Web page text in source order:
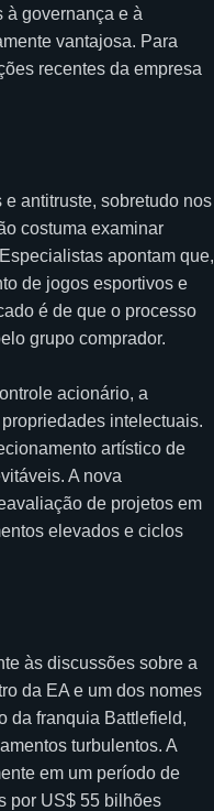
à governança e à
vantajosa. Para
recentes da empresa
antitruste, sobretudo nos
costuma examinar
apontam que,
de jogos esportivos e
é de que o processo
grupo comprador.
acionário, a
intelectuais.
artístico de
A nova
de projetos em
elevados e ciclos
às discussões sobre a
da EA e um dos nomes
da franquia Battlefield,
turbulentos. A
em um período de
por US$ 55 bilhões